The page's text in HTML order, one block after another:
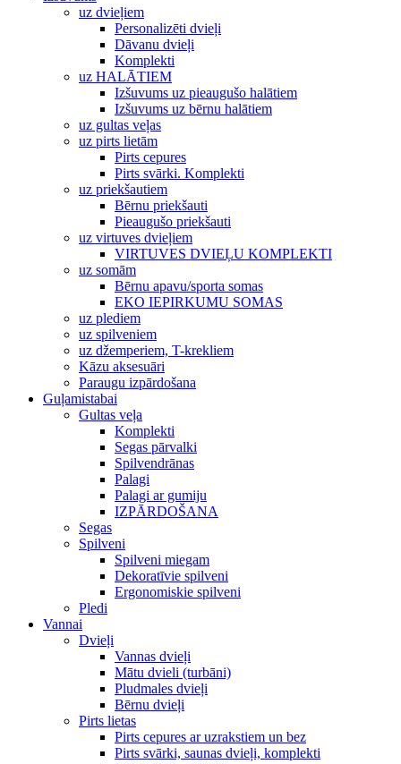
uz dvieļiem
Personalizēti dvieļi
Dāvanu dvieļi
Komplekti
uz HALĀTIEM
Izšuvums uz pieaugušo halātiem
Izšuvums uz bērnu halātiem
uz gultas veļas
uz pirts lietām
Pirts cepures
Pirts svārki. Komplekti
uz priekšautiem
Bērnu priekšauti
Pieaugušo priekšauti
uz virtuves dvieļiem
VIRTUVES DVIEĻU KOMPLEKTI
uz somām
Bērnu apavu/sporta somas
EKO IEPIRKUMU SOMAS
uz plediem
uz spilveniem
uz džemperiem, T-krekliem
Kāzu aksesuāri
Paraugu izpārdošana
Guļamistabai
Gultas veļa
Komplekti
Segas pārvalki
Spilvendrānas
Palagi
Palagi ar gumiju
IZPĀRDOŠANA
Segas
Spilveni
Spilveni miegam
Dekoratīvie spilveni
Ergonomiskie spilveni
Pledi
Vannai
Dvieļi
Vannas dvieļi
Mātu dvieli (turbāni)
Pludmales dvieļi
Bērnu dvieļi
Pirts lietas
Pirts cepures ar uzrakstiem un bez
Pirts svārki, saunas dvieļi, komplekti